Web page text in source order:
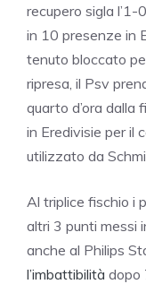
recupero sigla l’1-
in 10 presenze in
tenuto bloccato
ripresa, il Psv
quarto d’ora dalla
in Eredivisie per il
utilizzato da
Al triplice fischio i
altri 3 punti messi
anche al Philips
l’imbattibilità dopo